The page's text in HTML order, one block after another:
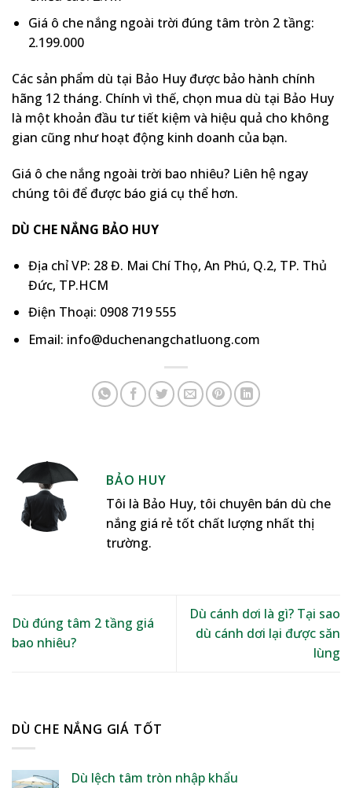
Giá ô che nắng ngoài trời đúng tâm tròn 2 tầng:
2.199.000
Các sản phẩm dù tại Bảo Huy được bảo hành chính
hãng 12 tháng. Chính vì thế, chọn mua dù tại Bảo Huy
là một khoản đầu tư tiết kiệm và hiệu quả cho không
gian cũng như hoạt động kinh doanh của bạn.
Giá ô che nắng ngoài trời bao nhiêu? Liên hệ ngay
chúng tôi để được báo giá cụ thể hơn.
DÙ CHE NẮNG BẢO HUY
Địa chỉ VP: 28 Đ. Mai Chí Thọ, An Phú, Q.2, TP. Thủ
Đức, TP.HCM
Điện Thoại: 0908 719 555
Email: info@duchenangchatluong.com
BẢO HUY
Tôi là Bảo Huy, tôi chuyên bán dù che
nắng giá rẻ tốt chất lượng nhất thị
trường.
Dù đúng tâm 2 tầng giá
bao nhiêu?
Dù cánh dơi là gì? Tại sao
dù cánh dơi lại được săn
lùng
DÙ CHE NẮNG GIÁ TỐT
Dù lệch tâm tròn nhập khẩu